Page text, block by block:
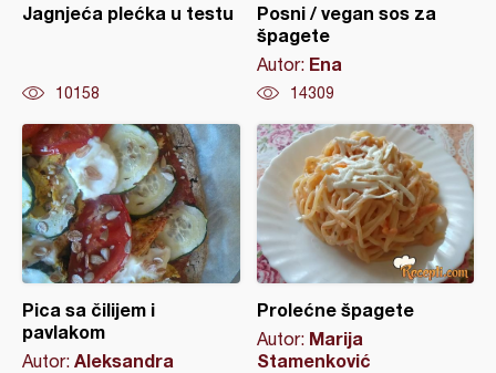
Jagnjeća plećka u testu
10158
Posni / vegan sos za
špagete
Autor: Ena
14309
Pica sa čilijem i
pavlakom
Autor: Aleksandra
Prolećne špagete
Autor: Marija
Stamenković